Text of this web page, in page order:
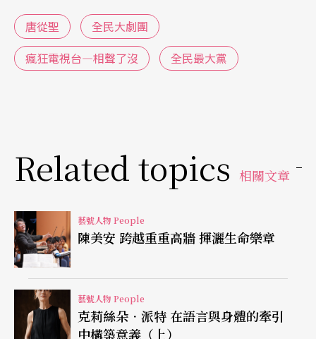
從舞台轉戰電視綜藝，模仿陳水扁一炮而紅
表演工作坊的《絕不付賬》，一人飾演六個角色，
京劇的翻、摔、滾、打全用上了。因為這齣戲，他
被電影導演朱延平相中，延攬進綜藝節目，參與電
視短劇的演出。回憶起自己第一個綜藝節目通告，
唐從聖說，那是張菲、費玉清主持的《龍兄虎弟》
的「音樂教室」單元，他和許傑輝兩人各花了一萬
二特別製作兩套猴子裝，在節目上表演丟球，他原
唐從聖
全民大劇團
瘋狂電視台—相聲了沒
全民最大黨
Related topics 相關文章
藝號人物 People
陳美安 跨越重重高牆 揮灑生命樂章
藝號人物 People
克莉絲朵．派特 在語言與身體的牽引
中構築意義（上）